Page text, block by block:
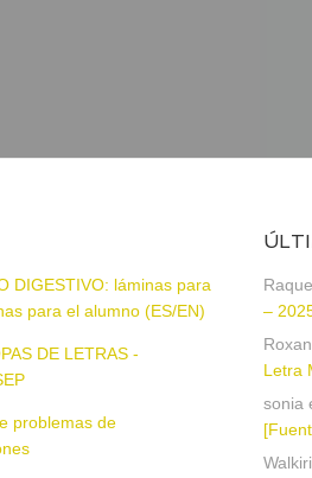
DIGESTIVO: láminas para
para el alumno (ES/EN)
DE LETRAS -
problemas de
–
Letra
sonia